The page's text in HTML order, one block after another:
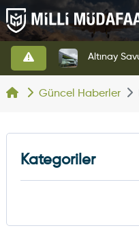
Güncel Haberler
Kategoriler